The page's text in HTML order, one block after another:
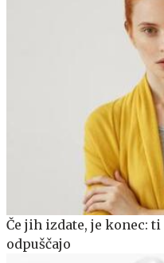
Če jih izdate, je konec:
odpuščajo